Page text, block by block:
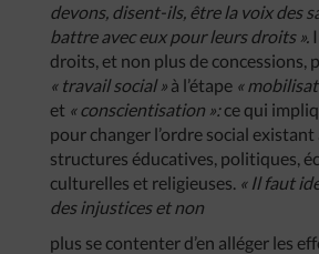
devons, disent-ils, être la voix des
battre avec eux pour leurs droits ».
droits, et non plus de concessions,
« travail social » à l’étape «
et « conscientisation »:ce qui
pour changer l’ordre social existant
structures éducatives, politiques,
culturelles et religieuses. « Il faut
des injustices et non
plus se contenter d’en alléger les